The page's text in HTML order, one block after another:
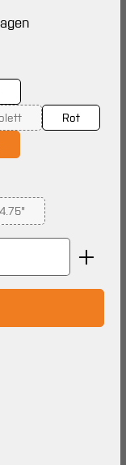
nicht verfügbar.)
(Diese Option ist zurzeit
Rot
(Diese Option ist zurzeit
Wert ein